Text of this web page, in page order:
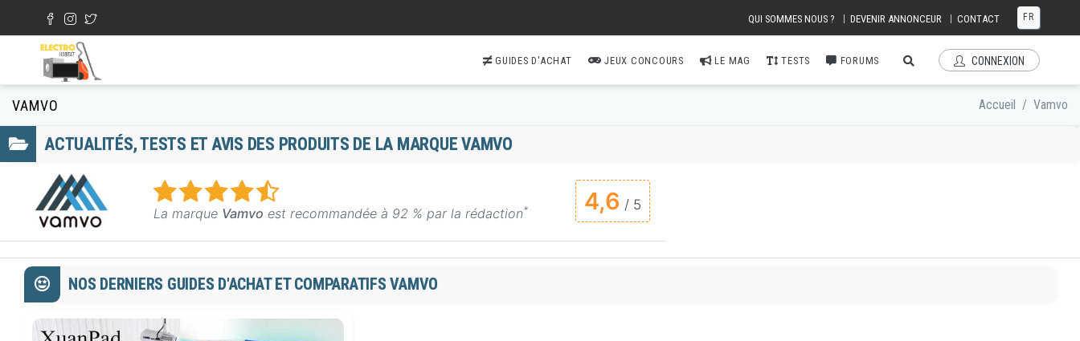
Aller au contenu principal
QUI SOMMES NOUS ? | DEVENIR ANNONCEUR | CONTACT FR
Formulaire de recherche GUIDES D'ACHAT JEUX CONCOURS LE MAG TESTS FORUMS CONNEXION
VAMVO Accueil / Vamvo
ACTUALITÉS, TESTS ET AVIS DES PRODUITS DE LA MARQUE VAMVO
La marque Vamvo est recommandée à 92 % par la rédaction* 4,6 / 5
NOS DERNIERS GUIDES D'ACHAT ET COMPARATIFS VAMVO